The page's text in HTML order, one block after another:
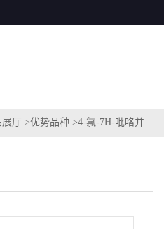
展厅 >优势品种 >4-氯-7H-吡咯并